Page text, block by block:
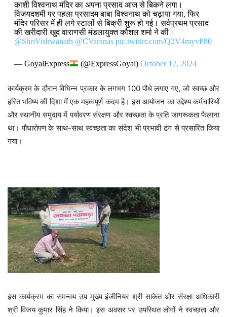
काशी विश्वनाथ मंदिर का अपना प्रसाद आज से बिकने लगा।
विजयदशमी पर पहला प्रसादम बाबा विश्वनाथ को चढ़ाया गया, फिर
मंदिर परिसर में ही लगे स्टालों से बिक्री शुरू हो गई। सर्वप्रथम प्रसाद
की खरीदारी खुद वाराणसी मंडलायुक्त कौशल शर्मा ने की।
@ShriVishwanath @CVaranas pic.twitter.com/Q2V4myvP80
— GoyalExpress (@ExpressGoyal) October 12, 2024
कार्यक्रम के दौरान विभिन्न प्रकार के लगभग 100 पौधे लगाए गए, जो स्वच्छ और
हरित भविष्य की दिशा में एक महत्वपूर्ण कदम है। इस आयोजन का उद्देश्य कर्मचारियों
और स्थानीय समुदाय में पर्यावरण संरक्षण और स्वच्छता के प्रति जागरूकता फैलाना
था। पौधारोपण के साथ-साथ स्वच्छता का संदेश भी प्रभावी ढंग से प्रसारित किया
गया।
इस कार्यक्रम का समन्वय उप मुख्य इंजीनियर श्री साकेत और संरक्षा अधिकारी
श्री विजय कुमार सिंह ने किया। इस अवसर पर उपस्थित लोगों ने स्वच्छता और